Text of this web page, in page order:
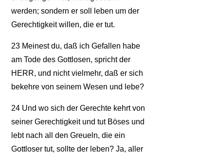
werden; sondern er soll leben um der
Gerechtigkeit willen, die er tut.
23Meinest du, daß ich Gefallen habe
am Tode des Gottlosen, spricht der
HERR, und nicht vielmehr, daß er sich
bekehre von seinem Wesen und lebe?
24Und wo sich der Gerechte kehrt von
seiner Gerechtigkeit und tut Böses und
lebt nach all den Greueln, die ein
Gottloser tut, sollte der leben? Ja, aller